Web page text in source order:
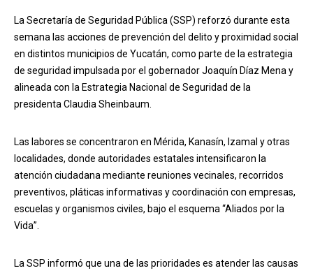
La Secretaría de Seguridad Pública (SSP) reforzó durante esta
semana las acciones de prevención del delito y proximidad social
en distintos municipios de Yucatán, como parte de la estrategia
de seguridad impulsada por el gobernador Joaquín Díaz Mena y
alineada con la Estrategia Nacional de Seguridad de la
presidenta Claudia Sheinbaum.
Las labores se concentraron en Mérida, Kanasín, Izamal y otras
localidades, donde autoridades estatales intensificaron la
atención ciudadana mediante reuniones vecinales, recorridos
preventivos, pláticas informativas y coordinación con empresas,
escuelas y organismos civiles, bajo el esquema “Aliados por la
Vida”.
La SSP informó que una de las prioridades es atender las causas